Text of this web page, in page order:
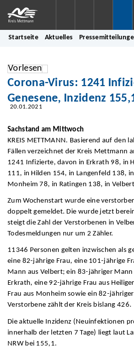
Startseite Aktuelles
Vorlesen
Corona-Virus: 1241
Genesene, Inzidenz
20.01.2021
Sachstand am Mittwoch
KREIS METTMANN. Basierend auf den
Fällen verzeichnet der Kreis Mettmann
1241 Infizierte, davon in Erkrath 98, in
111, in Hilden 154, in Langenfeld 138,
Monheim 78, in Ratingen 138, in
Zum Wochenstart wurde eine
doppelt gemeldet. Die wurde jetzt
steigt die Zahl der Verstorbenen in
Todesmeldungen nur um 2 Zähler.
11346 Personen gelten inzwischen als
eine 82-jährige Frau, eine 101-jährige
Mann aus Velbert; ein 83-jähriger
Erkrath, eine 92-jährige Frau aus
Frau aus Monheim sowie ein 82-
Verstorbene zählt der Kreis bislang 426.
Die aktuelle Inzidenz (Neuinfektionen
innerhalb der letzten 7 Tage) liegt laut
NRW bei 155,1.